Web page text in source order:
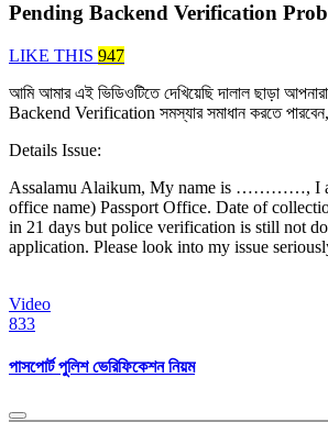
Pending Backend Verification
LIKE THIS 947
আমি আমার এই ভিডিওটিতে দেখিয়েছি দালাল ছাড়া
Backend Verification সমস্যার সমাধান করতে
Details Issue:
Assalamu Alaikum, My name is …………, I
office name) Passport Office. Date of
in 21 days but police verification is still not
application. Please look into my issue
Video
833
পাসপোর্ট পুলিশ ভেরিফিকেশন নিয়ম